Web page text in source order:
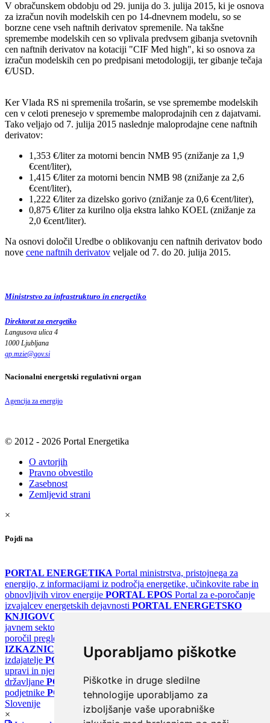
Uporabljamo piškotke
Piškotke in druge sledilne
tehnologije uporabljamo za
izboljšanje vaše uporabniške
V obračunskem obdobju od 29. junija do 3. julija 2015, ki je osnova
za izračun novih modelskih cen po 14-dnevnem modelu, so se
borzne cene vseh naftnih derivatov spremenile. Na takšne
spremembe modelskih cen so vplivala predvsem gibanja svetovnih
cen naftnih derivatov na kotaciji "CIF Med high", ki so osnova za
izračun modelskih cen po predpisani metodologiji, ter gibanje tečaja
€/USD.
Ker Vlada RS ni spremenila trošarin, se vse spremembe modelskih
cen v celoti prenesejo v spremembe maloprodajnih cen z dajatvami.
Tako veljajo od 7. julija 2015 naslednje maloprodajne cene naftnih
derivatov:
1,353 €/liter za motorni bencin NMB 95 (znižanje za 1,9
€cent/liter),
1,415 €/liter za motorni bencin NMB 98 (znižanje za 2,6
€cent/liter),
1,222 €/liter za dizelsko gorivo (znižanje za 0,6 €cent/liter),
0,875 €/liter za kurilno olja ekstra lahko KOEL (znižanje za
2,0 €cent/liter).
Na osnovi določil Uredbe o oblikovanju cen naftnih derivatov bodo
nove cene naftnih derivatov veljale od 7. do 20. julija 2015.
Ministrstvo za infrastrukturo in energetiko
Direktorat za energetiko
Langusova ulica 4
1000 Ljubljana
gp.mzie@gov.si
Nacionalni energetski regulativni organ
Agencija za energijo
© 2012 - 2026 Portal Energetika
O avtorjih
Pravno obvestilo
Zasebnost
Zemljevid strani
×
Pojdi na
PORTAL ENERGETIKA Portal ministrstva, pristojnega za
energijo, z informacijami iz področja energetike, učinkovite rabe in
obnovljivih virov energije PORTAL EPOS Portal za e-poročanje
izvajalcev energetskih dejavnosti PORTAL ENERGETSKO
KNJIGOVODSTVO
javnem sektorju
poročil pregledov klimatskih sistemov
IZKAZNICE
Register energetskih izkaznic - za izdelovalce in
izdajatelje PORTAL GOV.SI Osrednje spletno mesto o državni
upravi in njenih storitvah
državljane PORTAL SPOT Državni portal za podjetja in
podjetnike PORTAL OPSI Državni portal odprtih podatkov
Slovenije
×